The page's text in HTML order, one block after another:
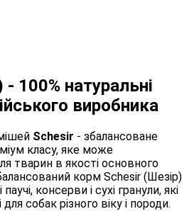
100% натуральні
виробника
Schesir - збалансоване
класу, яке може
тварин в якості основного
корм Schesir (Шезір)
консерви і сухі гранули, які
для собак різного віку і породи.